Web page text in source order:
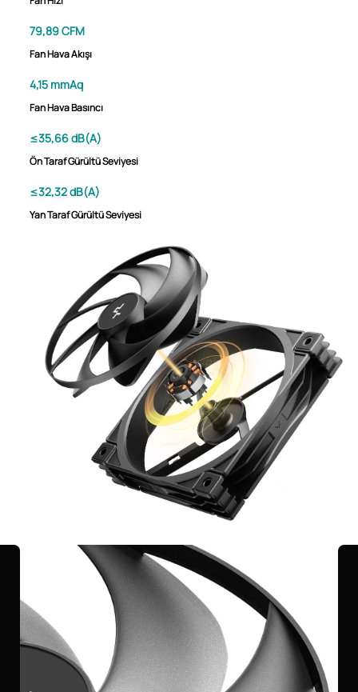
79,89 CFM
Fan Hava Akışı
4,15 mmAq
Fan Hava Basıncı
≤35,66 dB(A)
Ön Taraf Gürültü Seviyesi
≤32,32 dB(A)
Yan Taraf Gürültü Seviyesi